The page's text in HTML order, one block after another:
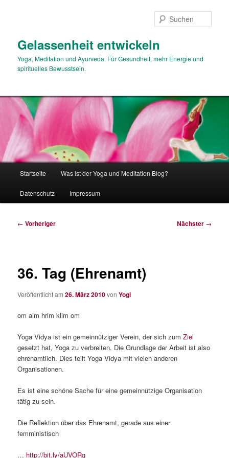
Gelassenheit entwickeln
Yoga, Meditation und Ayurveda. Für Gesundheit, mehr Energie und
spirituelles Bewusstsein.
Startseite Was ist der Yoga und Meditation Blog?
Datenschutz Impressum
Beitragsnavigation
← Vorheriger Nächster →
36. Tag (Ehrenamt)
Veröffentlicht am26. März 2010vonYogi
om aim hrim klim om
Yoga Vidya ist ein gemeinnütziger Verein, der sich zumZiel
gesetzt hat, Yoga zu verbreiten. Die Grundlage der Arbeit ist also
ehrenamtlich. Dies teilt Yoga Vidya mit vielen anderen
Organisationen.
Es ist eine schöne Sache für eine gemeinnützige Organisation
tätig zu sein.
Die Reflektion über das Ehrenamt, gerade aus einer
femministisch
… http://bit.ly/aUVORg